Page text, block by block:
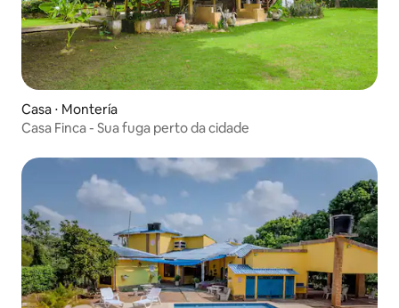
Casa ⋅ Montería
Casa Finca - Sua fuga perto da cidade